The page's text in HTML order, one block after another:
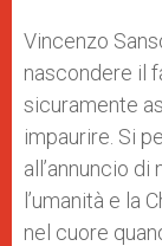
Vincenzo
nascondere il
sicuramente
impaurire. Si
all’annuncio
l’umanità e la
nel cuore